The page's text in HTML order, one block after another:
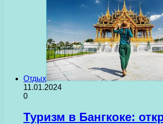
Отдых
11.01.2024
0
Туризм в Бангкоке: